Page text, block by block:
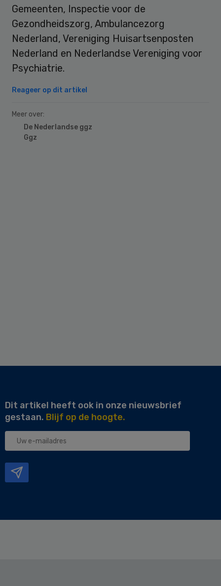
Gemeenten, Inspectie voor de
Gezondheidszorg, Ambulancezorg
Nederland, Vereniging Huisartsenposten
Nederland en Nederlandse Vereniging voor
Psychiatrie.
Reageer op dit artikel
Meer over:
De Nederlandse ggz
Ggz
Dit artikel heeft ook in onze nieuwsbrief
gestaan. Blijf op de hoogte.
Uw